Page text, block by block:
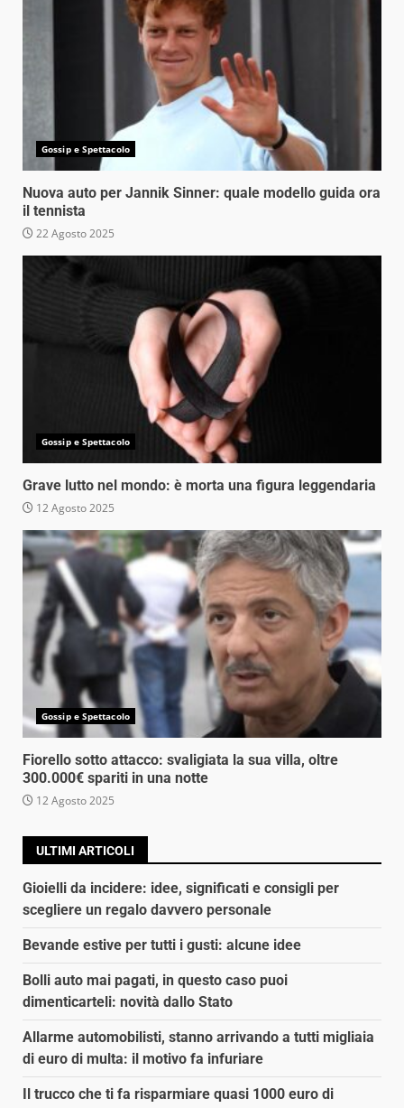
Gossip e Spettacolo
Nuova auto per Jannik Sinner: quale modello guida ora
il tennista
22 Agosto 2025
Gossip e Spettacolo
Grave lutto nel mondo: è morta una figura leggendaria
12 Agosto 2025
Gossip e Spettacolo
Fiorello sotto attacco: svaligiata la sua villa, oltre
300.000€ spariti in una notte
12 Agosto 2025
ULTIMI ARTICOLI
Gioielli da incidere: idee, significati e consigli per
scegliere un regalo davvero personale
Bevande estive per tutti i gusti: alcune idee
Bolli auto mai pagati, in questo caso puoi
dimenticarteli: novità dallo Stato
Allarme automobilisti, stanno arrivando a tutti migliaia
di euro di multa: il motivo fa infuriare
Il trucco che ti fa risparmiare quasi 1000 euro di